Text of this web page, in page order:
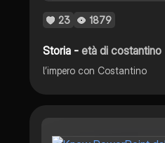
23 1879
Storia -età di costantino
l’impero con Costantino